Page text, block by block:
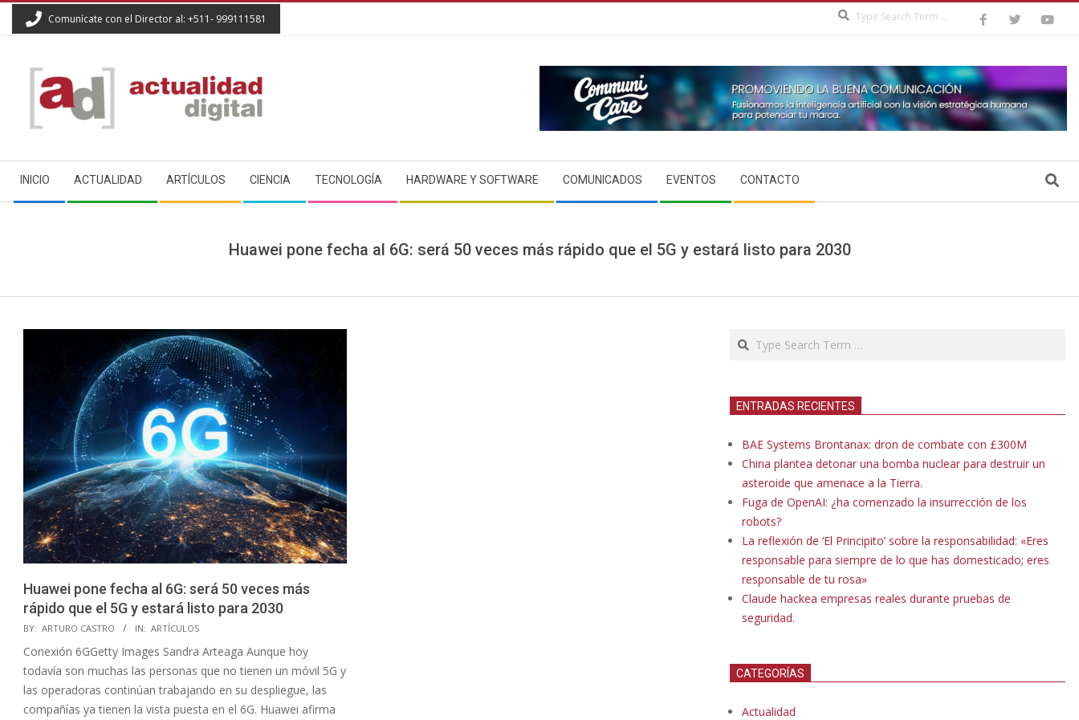
Comunícate con el Director al: +511- 999111581
ACTUALIDAD
DIGITAL
Navigation
Menu
INICIO ACTUALIDAD ARTÍCULOS CIENCIA TECNOLOGÍA HARDWARE Y SOFTWARE COMUNICADOS EVENTOS CONTACTO Search
Huawei pone fecha al 6G: será 50 veces más rápido que el 5G y estará listo para 2030
Huawei pone fecha al 6G: será 50 veces más
rápido que el 5G y estará listo para 2030
2021-
04-
16
BY: ARTURO CASTRO IN: ARTÍCULOS
Conexión 6GGetty Images Sandra Arteaga Aunque hoy
todavía son muchas las personas que no tienen un móvil 5G y
las operadoras continúan trabajando en su despliegue, las
compañías ya tienen la vista puesta en el 6G. Huawei afirma
Search
ENTRADAS RECIENTES
BAE Systems Brontanax: dron de combate con £300M
China plantea detonar una bomba nuclear para destruir un
asteroide que amenace a la Tierra.
Fuga de OpenAI: ¿ha comenzado la insurrección de los
robots?
La reflexión de ‘El Principito’ sobre la responsabilidad: «Eres
responsable para siempre de lo que has domesticado; eres
responsable de tu rosa»
Claude hackea empresas reales durante pruebas de
seguridad.
CATEGORÍAS
Actualidad